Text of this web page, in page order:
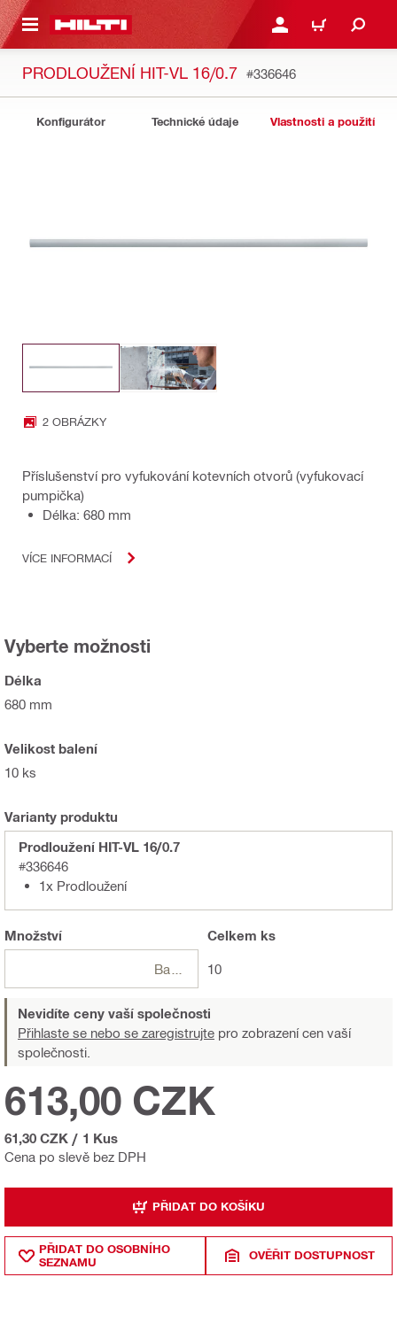
HLAVNÍ OBSAH PŘIHLÁSIT NEBO
KOŠÍK
PRODLOUŽENÍ HIT-VL 16/0.7 #336646
Konfigurátor Technické údaje Vlastnosti a použití
2 OBRÁZKY
Příslušenství pro vyfukování kotevních otvorů (vyfukovací
pumpička)
Délka: 680 mm
VÍCE INFORMACÍ
Vyberte možnosti
Délka
680 mm
Velikost balení
10 ks
Varianty produktu
Prodloužení HIT-VL 16/0.7
#336646
1x Prodloužení
Množství Celkem ks
10
Nevidíte ceny vaší společnosti
Přihlaste se nebo se zaregistrujte pro zobrazení cen vaší
společnosti.
Cena po slevě bez DPH
613,00 CZK
61,30 CZK / 1 Kus
PŘIDAT DO KOŠÍKU
PŘIDAT DO OSOBNÍHO
SEZNAMU
OVĚŘIT DOSTUPNOST